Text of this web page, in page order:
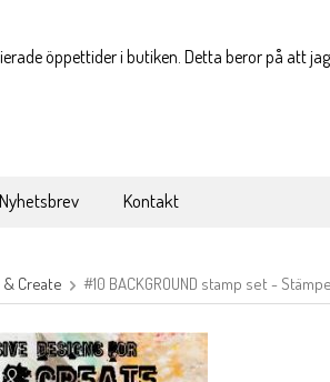
öppettider i butiken. Detta beror på att
Nyhetsbrev Kontakt
& Create #10 BACKGROUND stamp set -